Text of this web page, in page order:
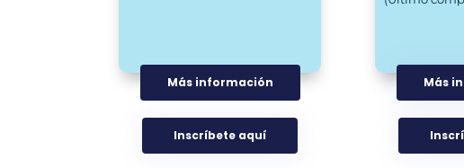
Más información
Inscríbete aquí
Más